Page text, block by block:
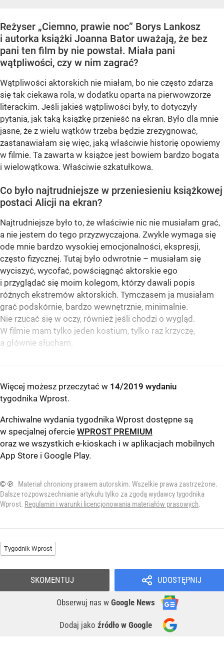
Reżyser „Ciemno, prawie noc” Borys Lankosz
i autorka książki Joanna Bator uważają, że bez
pani ten film by nie powstał. Miała pani
wątpliwości, czy w nim zagrać?
Wątpliwości aktorskich nie miałam, bo nie często zdarza
się tak ciekawa rola, w dodatku oparta na pierwowzorze
literackim. Jeśli jakieś wątpliwości były, to dotyczyły
pytania, jak taką książkę przenieść na ekran. Było dla mnie
jasne, że z wielu wątków trzeba będzie zrezygnować,
zastanawiałam się więc, jaką właściwie historię opowiemy
w filmie. Ta zawarta w książce jest bowiem bardzo bogata
i wielowątkowa. Właściwie szkatułkowa.
Co było najtrudniejsze w przeniesieniu książkowej
postaci Alicji na ekran?
Najtrudniejsze było to, że właściwie nic nie musiałam grać,
a nie jestem do tego przyzwyczajona. Zwykle wymaga się
ode mnie bardzo wysokiej emocjonalności, ekspresji,
często fizycznej. Tutaj było odwrotnie – musiałam się
wyciszyć, wycofać, powściągnąć aktorskie ego
i przyglądać się moim kolegom, którzy dawali popis
różnych ekstremów aktorskich. Tymczasem ja musiałam
grać podskórnie, bardzo wewnętrznie, minimalnie.
Nie rzucać się w oczy, również jeśli chodzi o wygląd.
W filmie mam tylko jeden kostium, tylko raz krzyczę,
a głównie słucham.
Więcej możesz przeczytać w 14/2019 wydaniu
tygodnika Wprost.
Archiwalne wydania tygodnika Wprost dostępne są
w specjalnej ofercie WPROST PREMIUM
oraz we wszystkich e-kioskach i w aplikacjach mobilnych
App Store i Google Play.
© ℗
Materiał chroniony prawem autorskim. Wszelkie prawa zastrzeżone.
Dalsze rozpowszechnianie artykułu tylko za zgodą wydawcy tygodnika
Wprost. Regulamin i warunki licencjonowania materiałów prasowych.
Tygodnik Wprost
UDOSTĘPNIJ
Obserwuj nas w Google News
Dodaj jako źródło w Google
SKOMENTUJ